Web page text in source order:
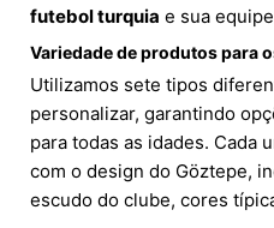
futebol turquia e sua
Variedade de produtos para
Utilizamos sete tipos
personalizar, garantindo
para todas as idades. Cada
com o design do Göztepe,
escudo do clube, cores